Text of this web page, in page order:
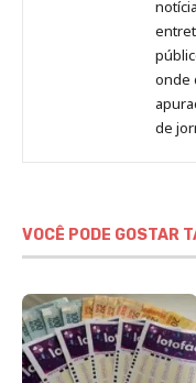
onde
de
VOCÊ PODE GOSTAR